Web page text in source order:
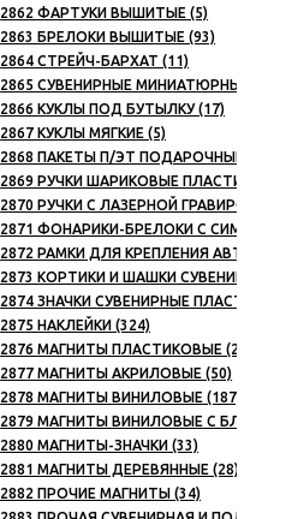
2862 ФАРТУКИ ВЫШИТЫЕ (5)
2863 БРЕЛОКИ ВЫШИТЫЕ (93)
2864 СТРЕЙЧ-БАРХАТ (11)
2865 СУВЕНИРНЫЕ МИНИАТЮРНЫЕ
2866 КУКЛЫ ПОД БУТЫЛКУ (17)
2867 КУКЛЫ МЯГКИЕ (5)
2868 ПАКЕТЫ П/ЭТ ПОДАРОЧНЫЕ (20)
2869 РУЧКИ ШАРИКОВЫЕ
2870 РУЧКИ С ЛАЗЕРНОЙ
2871 ФОНАРИКИ-БРЕЛОКИ С
2872 РАМКИ ДЛЯ КРЕПЛЕНИЯ
2873 КОРТИКИ И ШАШКИ СУВЕНИРНЫЕ
2874 ЗНАЧКИ СУВЕНИРНЫЕ
2875 НАКЛЕЙКИ (324)
2876 МАГНИТЫ ПЛАСТИКОВЫЕ (206)
2877 МАГНИТЫ АКРИЛОВЫЕ (50)
2878 МАГНИТЫ ВИНИЛОВЫЕ (187)
2879 МАГНИТЫ ВИНИЛОВЫЕ С
2880 МАГНИТЫ-ЗНАЧКИ (33)
2881 МАГНИТЫ ДЕРЕВЯННЫЕ (28)
2882 ПРОЧИЕ МАГНИТЫ (34)